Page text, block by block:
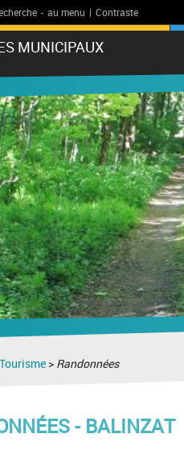
- au menu | Contraste
MUNICIPAUX
> Randonnées
- BALINZAT